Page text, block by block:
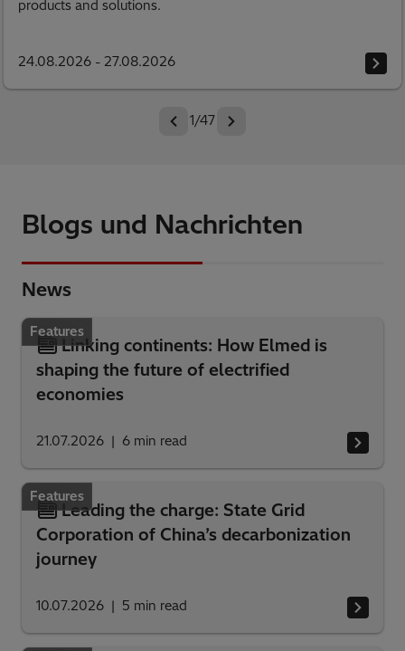
products and solutions.
24.08.2026 - 27.08.2026
1/47
Blogs und Nachrichten
News
Features
Linking continents: How Elmed is
shaping the future of electrified
economies
21.07.2026 6 min read
Features
Leading the charge: State Grid
Corporation of China’s decarbonization
journey
10.07.2026 5 min read